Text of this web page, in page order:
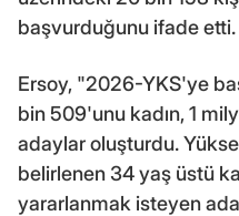
başvurduğunu ifade etti.
Ersoy, "2026-YKS'ye
bin 509'unu kadın, 1
adaylar oluşturdu.
belirlenen 34 yaş üstü
yararlanmak isteyen